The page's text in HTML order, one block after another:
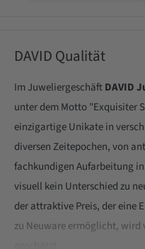
DAVID Qualität
Im JuweliergeschäftDAVID
unter dem Motto "Exquisiter
einzigartige Unikate in
diversen Zeitepochen, von
fachkundigen Aufarbeitung
visuell kein Unterschied zu
der attraktive Preis, der eine
zu Neuware ermöglicht, wird